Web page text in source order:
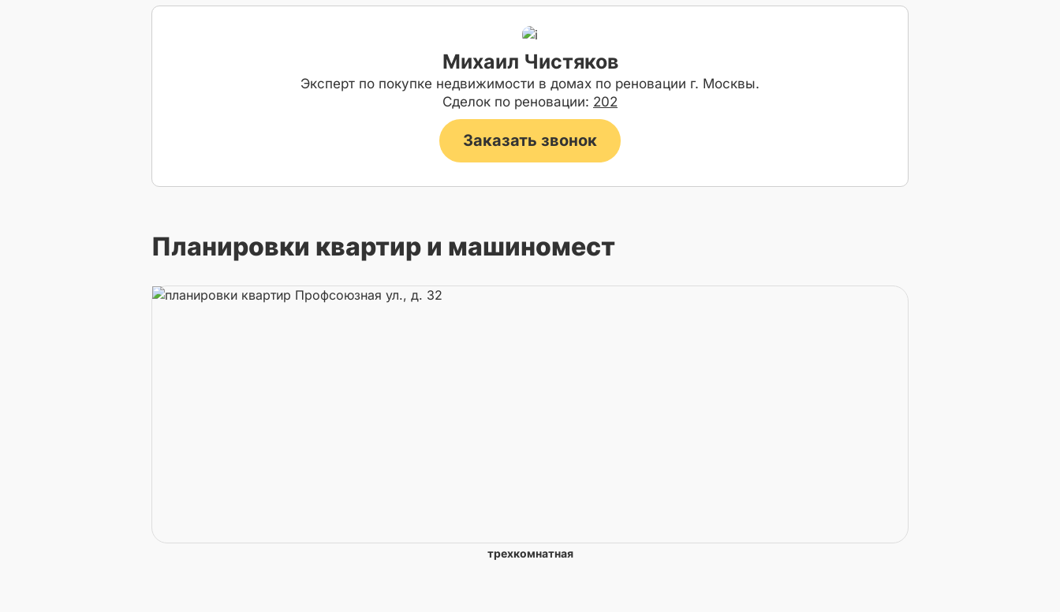
Михаил Чистяков
Эксперт по покупке недвижимости в домах по реновации г. Москвы.
Сделок по реновации: 202
Заказать звонок
Планировки квартир и машиномест
трехкомнатная